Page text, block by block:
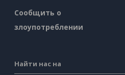
Сообщить о
злоупотреблении
Найти нас на